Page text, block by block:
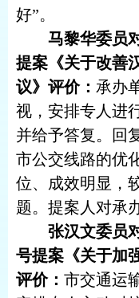
好”。
马黎华委员
提案《关于改善
议》评价： 承办
视，安排专人进
并给予答复。回
市公交线路的优
位、成效明显，
题。提案人对承
张汉文委员
号提案《关于加
评价： 市交通运